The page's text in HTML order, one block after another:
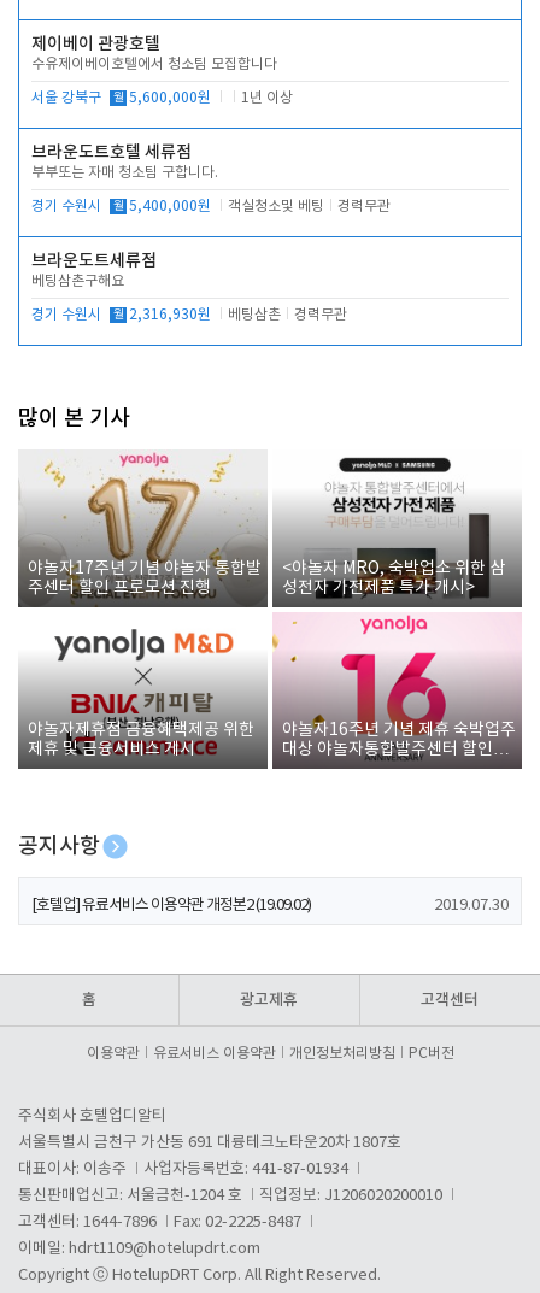
제이베이 관광호텔
수유제이베이호텔에서 청소팀 모집합니다
서울 강북구 월 5,600,000원 1년 이상
브라운도트호텔 세류점
부부또는 자매 청소팀 구합니다.
경기 수원시 월 5,400,000원 객실청소및 베팅 경력무관
브라운도트세류점
베팅삼촌구해요
경기 수원시 월 2,316,930원 베팅삼촌 경력무관
많이 본 기사
야놀자17주년 기념 야놀자 통합발
주센터 할인 프로모션 진행
<야놀자 MRO, 숙박업소 위한 삼
성전자 가전제품 특가 개시>
야놀자제휴점 금융혜택제공 위한
제휴 및 금융서비스 게시
야놀자16주년 기념 제휴 숙박업주
대상 야놀자통합발주센터 할인쿠
폰 증정
공지사항
[호텔업] 개인정보 처리방침 개정본1 (19.09.02)
[호텔업] 유료서비스 이용약관 개정본2 (19.09.02) 2019.07.30
홈 광고제휴 고객센터
이용약관 유료서비스 이용약관 개인정보처리방침 PC버전
주식회사 호텔업디알티
서울특별시 금천구 가산동 691 대륭테크노타운20차 1807호
대표이사: 이송주
사업자등록번호: 441-87-01934
통신판매업신고: 서울금천-1204 호
직업정보: J1206020200010
고객센터: 1644-7896
Fax: 02-2225-8487
이메일: hdrt1109@hotelupdrt.com
Copyright ⓒ HotelupDRT Corp. All Right Reserved.